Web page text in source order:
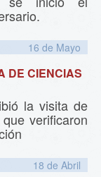
16 de Mayo
DE CIENCIAS
la visita de
verificaron
18 deAbril